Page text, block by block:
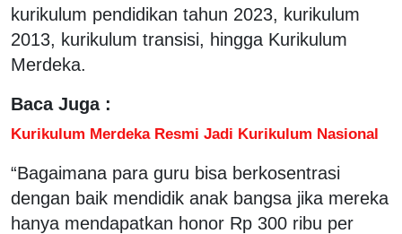
kurikulum pendidikan tahun 2023, kurikulum
2013, kurikulum transisi, hingga Kurikulum
Merdeka.
Baca Juga :
Kurikulum Merdeka Resmi Jadi Kurikulum Nasional
“Bagaimana para guru bisa berkosentrasi
dengan baik mendidik anak bangsa jika mereka
hanya mendapatkan honor Rp 300 ribu per